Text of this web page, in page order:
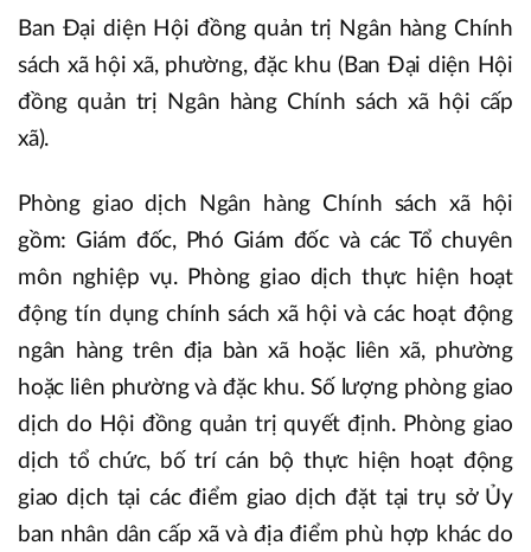
Ban Đại diện Hội đồng quản trị Ngân hàng Chính
sách xã hội xã, phường, đặc khu (Ban Đại diện Hội
đồng quản trị Ngân hàng Chính sách xã hội cấp
xã).
Phòng giao dịch Ngân hàng Chính sách xã hội
gồm: Giám đốc, Phó Giám đốc và các Tổ chuyên
môn nghiệp vụ. Phòng giao dịch thực hiện hoạt
động tín dụng chính sách xã hội và các hoạt động
ngân hàng trên địa bàn xã hoặc liên xã, phường
hoặc liên phường và đặc khu. Số lượng phòng giao
dịch do Hội đồng quản trị quyết định. Phòng giao
dịch tổ chức, bố trí cán bộ thực hiện hoạt động
giao dịch tại các điểm giao dịch đặt tại trụ sở Ủy
ban nhân dân cấp xã và địa điểm phù hợp khác do